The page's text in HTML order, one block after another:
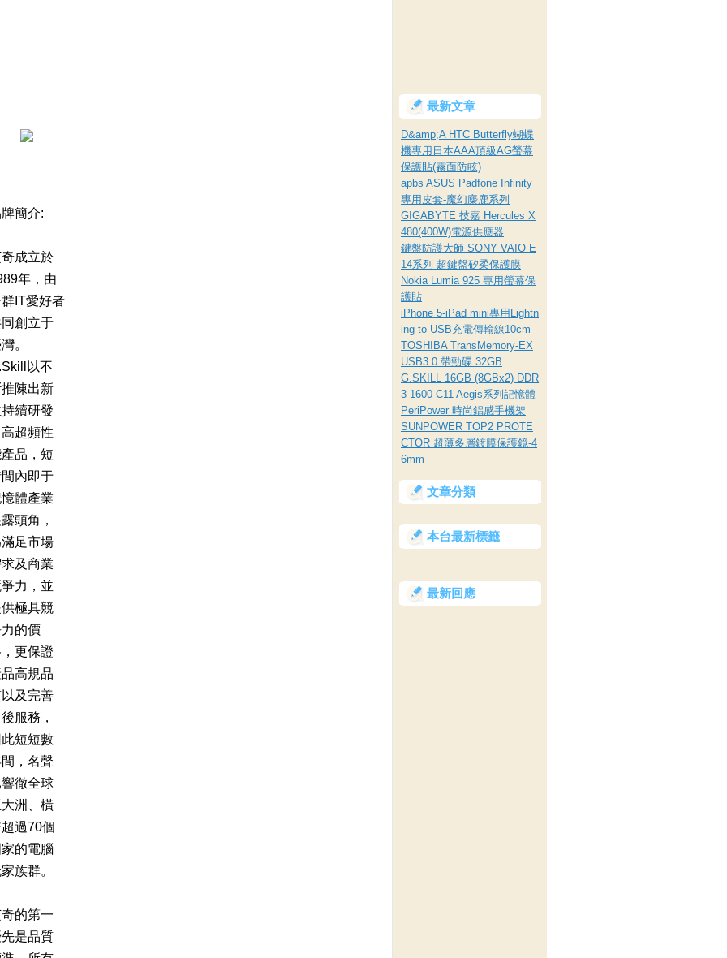
簡介:
成立於
年，由
IT愛好者
創立于
。
以不
陳出新
續研發
超頻性
品，短
內即于
體產業
頭角，
足市場
及商業
力，並
極具競
的價
更保證
高規品
及完善
服務，
短短數
，名聲
徹全球
洲、橫
過70個
的電腦
族群。
的第一
是品質
最新文章
D&amp;A HTC Butterfly蝴蝶
機專用日本AAA頂級AG螢幕
保護貼(霧面防眩)
apbs ASUS Padfone Infinity
專用皮套-魔幻麋鹿系列
GIGABYTE 技嘉 Hercules X
480(400W)電源供應器
鍵盤防護大師 SONY VAIO E
14系列 超鍵盤矽柔保護膜
Nokia Lumia 925 專用螢幕保
護貼
iPhone 5-iPad mini專用Lightn
ing to USB充電傳輸線10cm
TOSHIBA TransMemory-EX
USB3.0 帶勁碟 32GB
G.SKILL 16GB (8GBx2) DDR
3 1600 C11 Aegis系列記憶體
PeriPower 時尚鋁感手機架
SUNPOWER TOP2 PROTE
CTOR 超薄多層鍍膜保護鏡-4
6mm
文章分類
本台最新標籤
最新回應